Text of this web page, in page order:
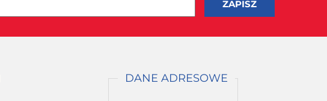
DANE ADRESOWE